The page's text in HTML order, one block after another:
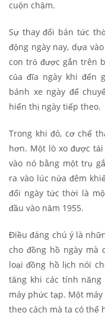
cuộn chậm.
Sự thay đổi bán tức
động ngày nay, dựa
con trỏ được gắn trên
của đĩa ngày khi đến
bánh xe ngày để
hiển thị ngày tiếp theo.
Trong khi đó, cơ chế
hơn. Một lò xo được
vào nó bằng một trụ
ra vào lúc nửa đêm
đổi ngày tức thời là
đầu vào năm 1955.
Điều đáng chú ý là
cho đồng hồ ngày mà
loại đồng hồ lịch nói
tăng khi các tính năng
máy phức tạp. Một
theo cách mà ta có thể